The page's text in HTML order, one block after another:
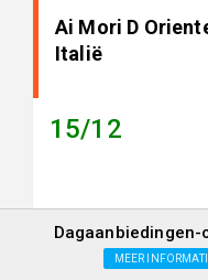
Ai Mori D
Italië
15/12
Dagaanbiedingen-
MEER